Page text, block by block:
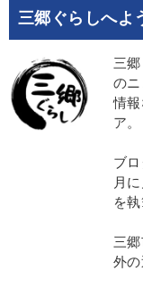
三郷ぐらしへよ
三
の
情
ア。
ブ
月
を
三
外の